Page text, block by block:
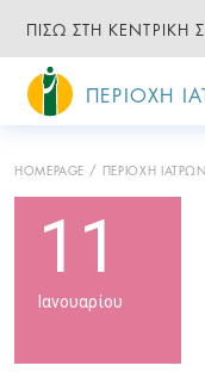
ΠΙΣΩ ΣΤΗ ΚΕΝΤΡΙΚΗ
ΠΕΡΙΟΧΗ
HOMEPAGE ΠΕΡΙΟΧΗ ΙΑΤΡΩΝ
11
Ιανουαρίου